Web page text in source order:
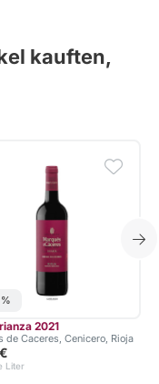
kauften,
2021
de Caceres, Cenicero, Rioja
Liter